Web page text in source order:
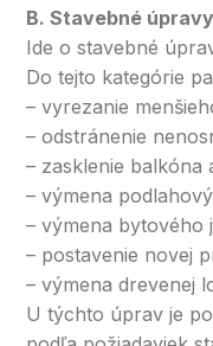
B. Stavebné
Ide o stavebné
Do tejto kategórie
– vyrezanie
– odstránenie
– zasklenie balkóna
– výmena
– výmena bytového
– postavenie novej
– výmena drevenej
U týchto úprav je